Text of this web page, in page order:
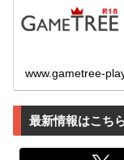
www.gametree-
最新情報はこち